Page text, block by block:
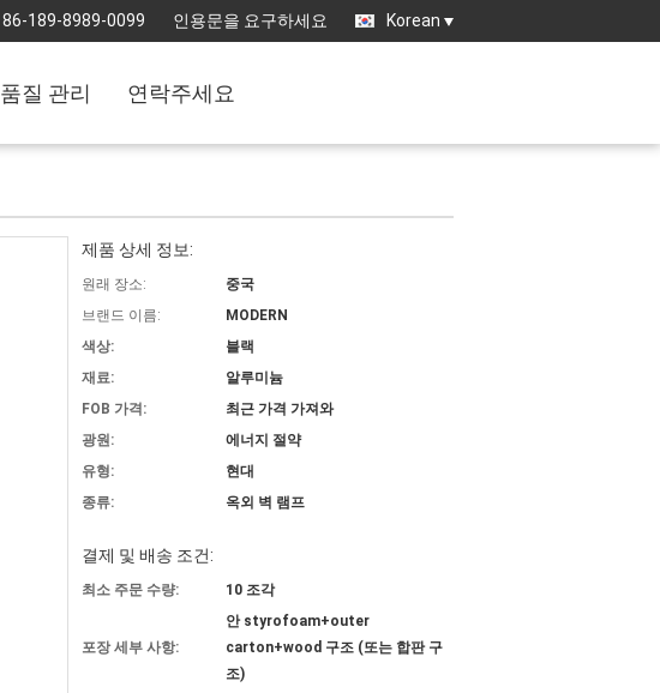
86-189-8989-0099 인용문을 요구하세요 Korean
품질 관리 연락주세요
제품 상세 정보:
원래 장소:
중국
브랜드 이름:
MODERN
색상:
블랙
재료:
알루미늄
FOB 가격:
최근 가격 가져와
광원:
에너지 절약
유형:
현대
종류:
옥외 벽 램프
결제 및 배송 조건:
최소 주문 수량: 10 조각
포장 세부 사항:
안 styrofoam+outer
carton+wood 구조 (또는 합판 구
조)